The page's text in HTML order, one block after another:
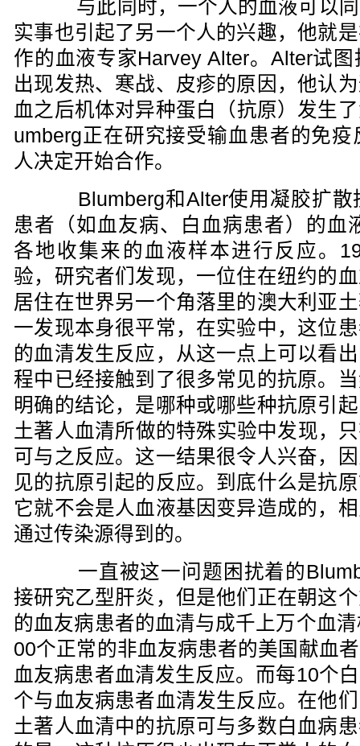
与此同时，一个人的血液可以同
实事也引起了另一个人的兴趣，他就
作的血液专家Harvey Alter。Alter试
出现发热、寒战、皮疹的原因，他认
血之后机体对异种蛋白（抗原）发生
umberg正在研究接受输血患者的免
人决定开始合作。
Blumberg和Alter使用凝胶扩散
患者（如血友病、白血病患者）的血
各地收集来的血液样本进行反应。
验，研究者们发现，一位住在纽约的
居住在世界另一个角落里的澳大利亚
一发现本身很平常，在实验中，这位
的血清发生反应，从这一点上可以看
程中已经接触到了很多常见的抗原。
明确的结论，是哪种或哪些种抗原引
土著人血清所做的特殊实验中发现，
可与之反应。这一结果很令人兴奋，
见的抗原引起的反应。到底什么是抗
它就不会是人血液基因变异造成的，
通过传染源得到的。
一直被这一问题困扰着的
接研究乙型肝炎，但是他们正在朝这
的血友病患者的血清与成千上万个血
00个正常的非血友病患者的美国献血
血友病患者血清发生反应。而每10个
个与血友病患者血清发生反应。在他
土著人血清中的抗原可与多数白血病